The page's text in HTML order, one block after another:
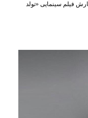
فیلم سینمایی «تولد